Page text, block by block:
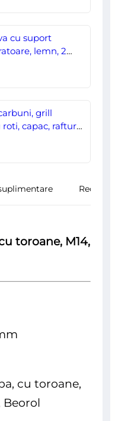
cu suport
lemn, 2
grill
capac, rafturi,
toroane, M14,